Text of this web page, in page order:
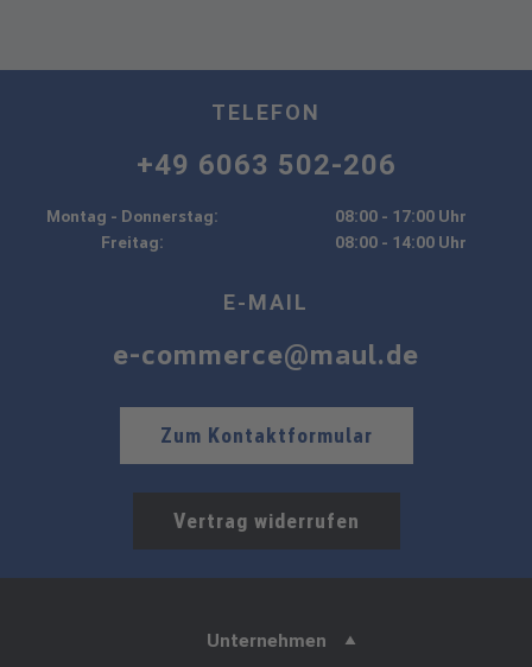
TELEFON
+49 6063 502-206
Montag - Donnerstag:
08:00 - 17:00 Uhr
Freitag:
08:00 - 14:00 Uhr
E-MAIL
e-commerce@maul.de
Zum Kontaktformular
Vertrag widerrufen
Unternehmen